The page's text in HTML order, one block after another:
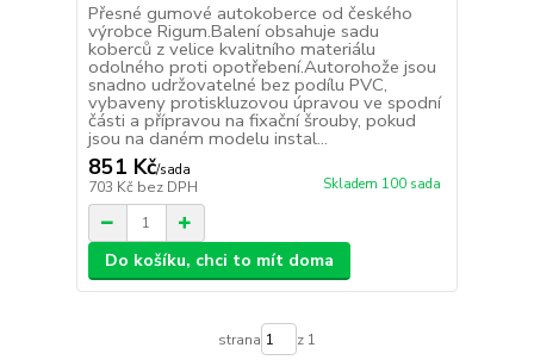
Přesné gumové autokoberce od českého
výrobce Rigum.Balení obsahuje sadu
koberců z velice kvalitního materiálu
odolného proti opotřebení.Autorohože jsou
snadno udržovatelné bez podílu PVC,
vybaveny protiskluzovou úpravou ve spodní
části a přípravou na fixační šrouby, pokud
jsou na daném modelu instal...
851 Kč/sada
703 Kč bez DPH Skladem 100 sada
Do košíku, chci to mít doma
strana z 1